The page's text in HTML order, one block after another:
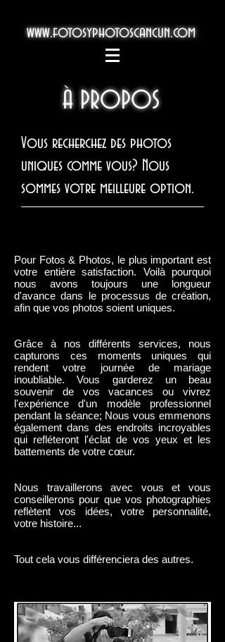
www.fotosyphotoscancun.com
À PROPOS
Vous recherchez des photos
uniques comme vous? Nous
sommes votre meilleure option.
Pour Fotos & Photos, le plus important est
votre entière satisfaction. Voilà pourquoi
nous avons toujours une longueur
d'avance dans le processus de création,
afin que vos photos soient uniques.
Grâce à nos différents services, nous
capturons ces moments uniques qui
rendent votre journée de mariage
inoubliable. Vous garderez un beau
souvenir de vos vacances ou vivrez
l'expérience d'un modèle professionnel
pendant la séance; Nous vous emmenons
également dans des endroits incroyables
qui refléteront l'éclat de vos yeux et les
battements de votre cœur.
Nous travaillerons avec vous et vous
conseillerons pour que vos photographies
reflètent vos idées, votre personnalité,
votre histoire...
Tout cela vous différenciera des autres.